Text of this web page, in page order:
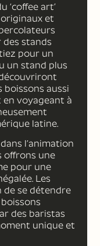
‘coffee art’
et
stands
pour un
un stand plus
aussi
en voyageant à
latine.
l’animation
offrons une
pour une
Les
de se détendre
des baristas
unique et